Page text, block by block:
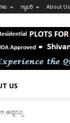
ಗ್ಯಾಲರಿ About Us
US